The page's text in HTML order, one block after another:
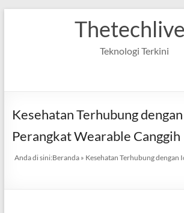
Teknologi Terkini
Kesehatan Terhubung
Perangkat Wearable Canggih
Anda di sini:Beranda » Kesehatan Terhubung dengan